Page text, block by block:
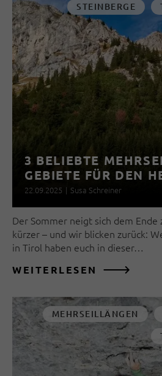
STEINBERGE
3 BELIEBTE
GEBIETE FÜR DEN
22.09.2025 | Susa Schreiner
Der Sommer neigt sich dem Ende
kürzer – und wir blicken zurück:
in Tirol haben euch in dieser…
WEITERLESEN
MEHRSEILLÄNGEN